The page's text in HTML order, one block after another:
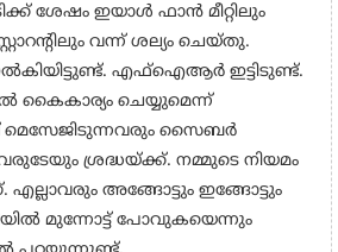
ശേഷം ഇയാൾ ഫാൻ മീറ്റിലും
വന്ന് ശല്യം ചെയ്തു.
എഫ്ഐആർ ഇട്ടിടുണ്ട്.
കൈകാര്യം ചെയ്യുമെന്ന്
മെസേജിടുന്നവരും സൈബർ
ശ്രദ്ധയ്ക്ക്. നമ്മുടെ നിയമം
അങ്ങോട്ടും ഇങ്ങോട്ടും
മുന്നോട്ട് പോവുകയെന്നും